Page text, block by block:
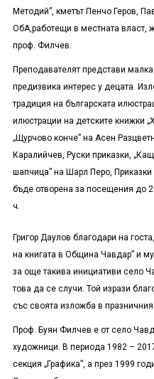
Методий”, кметът Пенчо Геров,
ОбА,работещи в местната власт,
проф. Филчев.
Преподавателят представи
предизвика интерес у децата.
традиция на българската
илюстрации на детските книжки
„Щурчово конче” на Асен
Каралийчев, Руски приказки,
шапчица” на Шарл Перо,
бъде отворена за посещения до
ч.
Григор Даулов благодари на
на книгата в Община Чавдар” и
за още такива инициативи село
това да се случи. Той изрази
със своята изложба в
Проф. Буян Филчев е от село
художници. В периода 1982 –
секция „Графика”, а през 1999